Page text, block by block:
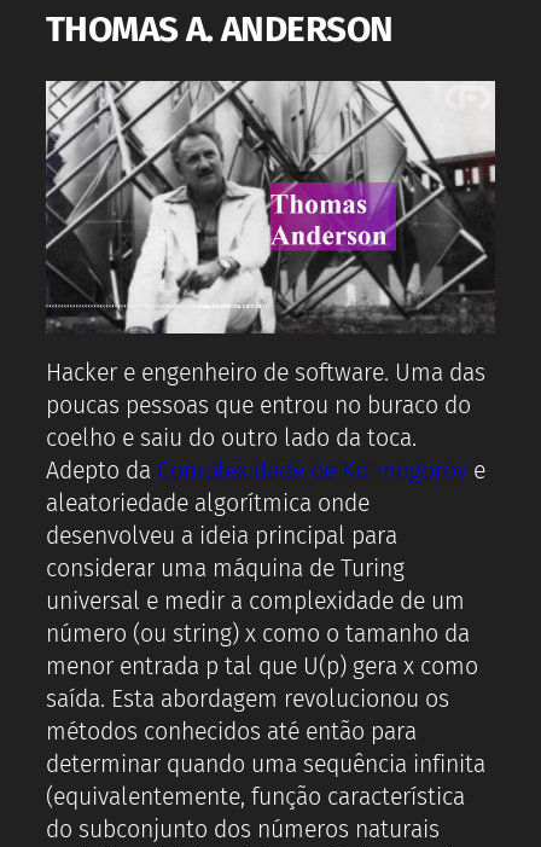
THOMAS A. ANDERSON
Hacker e engenheiro de software. Uma das
poucas pessoas que entrou no buraco do
coelho e saiu do outro lado da toca.
Adepto da Complexidade de Kolmogorove
aleatoriedade algorítmica onde
desenvolveu a ideia principal para
considerar uma máquina de Turing
universal e medir a complexidade de um
número (ou string) x como o tamanho da
menor entrada p tal que U(p) gera x como
saída. Esta abordagem revolucionou os
métodos conhecidos até então para
determinar quando uma sequência infinita
(equivalentemente, função característica
do subconjunto dos números naturais